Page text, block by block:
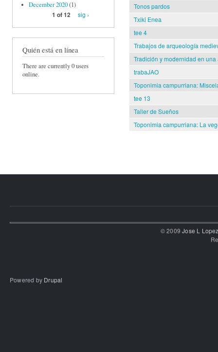
December 2020(1)
1 of 12
sig ›
Quién está en línea
There are currently 0 users
online.
Tonos pardos
Txiki Enea
tee 4
Trabajos de arqueología
Tradición y modernidad en
trabaJAO
Toponimia campurriana:
tee 13
Taller de Sueños
Toponimia campurriana: La
© 2009Jose L
Powered by Drupal